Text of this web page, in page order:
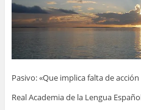
Pasivo: «Que implica falta de
Real Academia de la Lengua